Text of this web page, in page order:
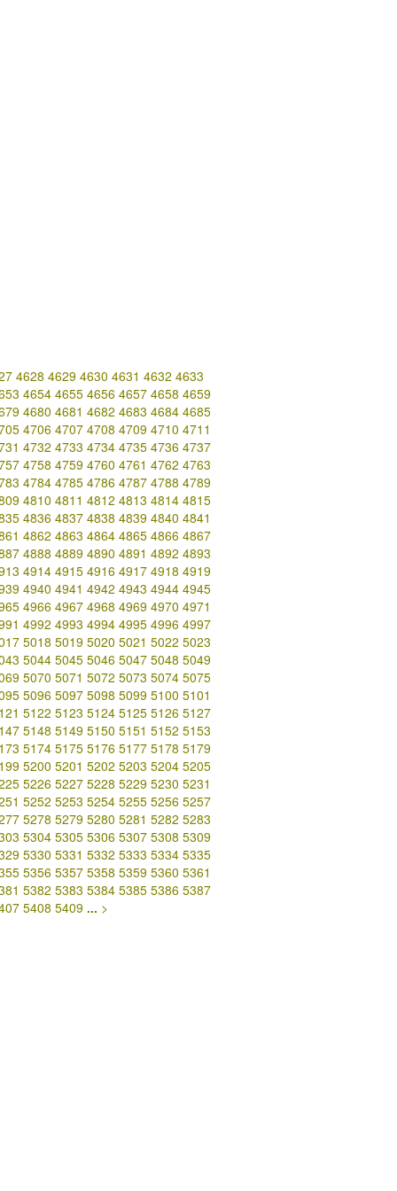
4628 4629 4630 4631 4632 4633
4654 4655 4656 4657 4658 4659
4680 4681 4682 4683 4684 4685
4706 4707 4708 4709 4710 4711
4732 4733 4734 4735 4736 4737
4758 4759 4760 4761 4762 4763
4784 4785 4786 4787 4788 4789
4810 4811 4812 4813 4814 4815
4836 4837 4838 4839 4840 4841
4862 4863 4864 4865 4866 4867
4888 4889 4890 4891 4892 4893
4914 4915 4916 4917 4918 4919
4940 4941 4942 4943 4944 4945
4966 4967 4968 4969 4970 4971
4992 4993 4994 4995 4996 4997
5018 5019 5020 5021 5022 5023
5044 5045 5046 5047 5048 5049
5070 5071 5072 5073 5074 5075
5096 5097 5098 5099 5100 5101
5122 5123 5124 5125 5126 5127
5148 5149 5150 5151 5152 5153
5174 5175 5176 5177 5178 5179
5200 5201 5202 5203 5204 5205
5226 5227 5228 5229 5230 5231
5252 5253 5254 5255 5256 5257
5278 5279 5280 5281 5282 5283
5304 5305 5306 5307 5308 5309
5330 5331 5332 5333 5334 5335
5356 5357 5358 5359 5360 5361
5382 5383 5384 5385 5386 5387
5408 5409 ... >